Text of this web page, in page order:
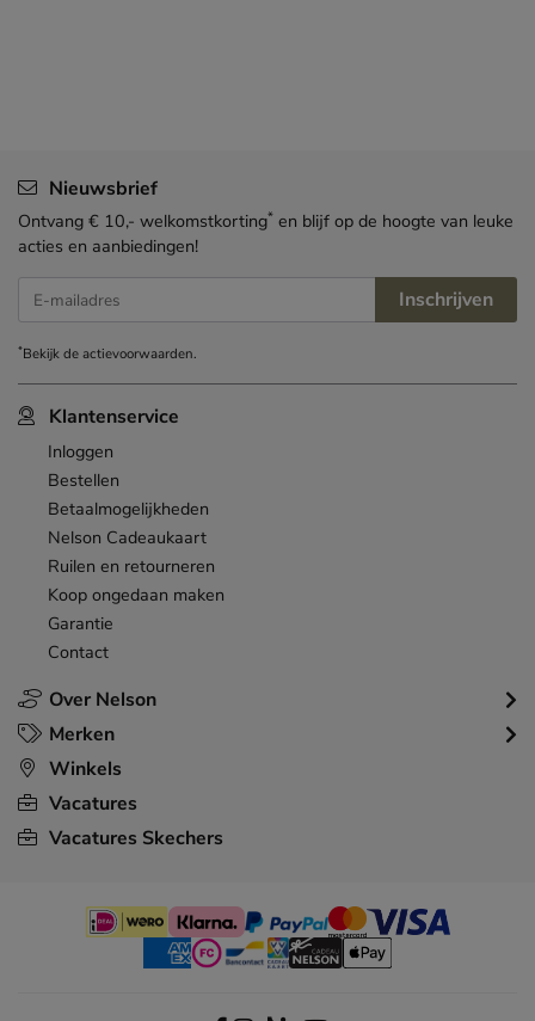
Over Nelson
Klantenservice
Inloggen
Bestellen
Betaalmogelijkheden
Nelson Cadeaukaart
Ruilen en retourneren
Koop ongedaan maken
Garantie
Contact
Merken
Winkels
Vacatures
Vacatures Skechers
Nieuwsbrief
Ontvang € 10,- welkomstkorting* en blijf op de hoogte van leuke
acties en aanbiedingen!
E-mailadres Inschrijven
*Bekijk deactievoorwaarden.